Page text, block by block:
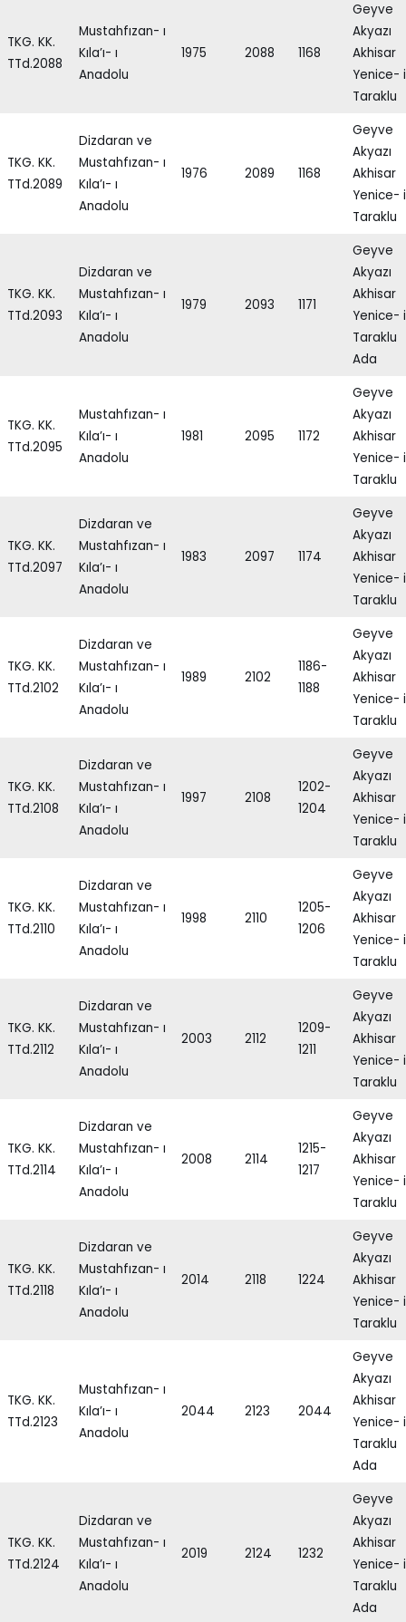
TKG. KK.
TTd.2088
Mustahfızan- ı
Kıla’ı- ı
Anadolu
1975 2088 1168
Geyve
Akyazı
Akhisar
Yenice- i
Taraklu
TKG. KK.
TTd.2089
Dizdaran ve
Mustahfızan- ı
Kıla’ı- ı
Anadolu
1976 2089 1168
Geyve
Akyazı
Akhisar
Yenice- i
Taraklu
TKG. KK.
TTd.2093
Dizdaran ve
Mustahfızan- ı
Kıla’ı- ı
Anadolu
1979 2093 1171
Geyve
Akyazı
Akhisar
Yenice- i
Taraklu
Ada
TKG. KK.
TTd.2095
Mustahfızan- ı
Kıla’ı- ı
Anadolu
1981 2095 1172
Geyve
Akyazı
Akhisar
Yenice- i
Taraklu
TKG. KK.
TTd.2097
Dizdaran ve
Mustahfızan- ı
Kıla’ı- ı
Anadolu
1983 2097 1174
Geyve
Akyazı
Akhisar
Yenice- i
Taraklu
TKG. KK.
TTd.2102
Dizdaran ve
Mustahfızan- ı
Kıla’ı- ı
Anadolu
1989 2102
1186-
1188
Geyve
Akyazı
Akhisar
Yenice- i
Taraklu
TKG. KK.
TTd.2108
Dizdaran ve
Mustahfızan- ı
Kıla’ı- ı
Anadolu
1997 2108
1202-
1204
Geyve
Akyazı
Akhisar
Yenice- i
Taraklu
TKG. KK.
TTd.2110
Dizdaran ve
Mustahfızan- ı
Kıla’ı- ı
Anadolu
1998 2110
1205-
1206
Geyve
Akyazı
Akhisar
Yenice- i
Taraklu
TKG. KK.
TTd.2112
Dizdaran ve
Mustahfızan- ı
Kıla’ı- ı
Anadolu
2003 2112
1209-
1211
Geyve
Akyazı
Akhisar
Yenice- i
Taraklu
TKG. KK.
TTd.2114
Dizdaran ve
Mustahfızan- ı
Kıla’ı- ı
Anadolu
2008 2114
1215-
1217
Geyve
Akyazı
Akhisar
Yenice- i
Taraklu
TKG. KK.
TTd.2118
Dizdaran ve
Mustahfızan- ı
Kıla’ı- ı
Anadolu
2014 2118 1224
Geyve
Akyazı
Akhisar
Yenice- i
Taraklu
TKG. KK.
TTd.2123
Mustahfızan- ı
Kıla’ı- ı
Anadolu
2044 2123 2044
Geyve
Akyazı
Akhisar
Yenice- i
Taraklu
Ada
TKG. KK.
TTd.2124
Dizdaran ve
Mustahfızan- ı
Kıla’ı- ı
Anadolu
2019 2124 1232
Geyve
Akyazı
Akhisar
Yenice- i
Taraklu
Ada